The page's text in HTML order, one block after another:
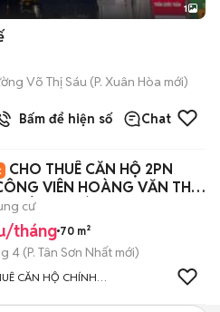
1
Võ Thị Sáu (P. Xuân Hòa mới)
Bấm để hiện số Chat
CHO THUÊ CĂN HỘ 2PN
VIÊN HOÀNG VĂN THỤ
SIÊU THOÁNG
cư
tháng 70 m²
4 (P. Tân Sơn Nhất mới)
CĂN HỘ CHÍNH